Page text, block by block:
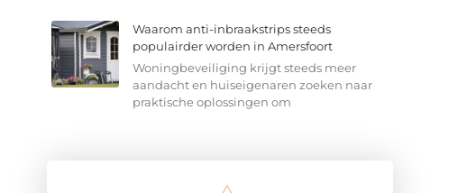
Waarom anti-inbraakstrips steeds
populairder worden in Amersfoort
Woningbeveiliging krijgt steeds meer
aandacht en huiseigenaren zoeken naar
praktische oplossingen om